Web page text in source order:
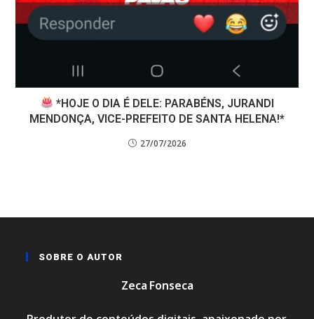
*HOJE O DIA É DELE: PARABÉNS, JURANDI
MENDONÇA, VICE-PREFEITO DE SANTA HELENA!*
27/07/2026
SOBRE O AUTOR
Zeca Fonseca